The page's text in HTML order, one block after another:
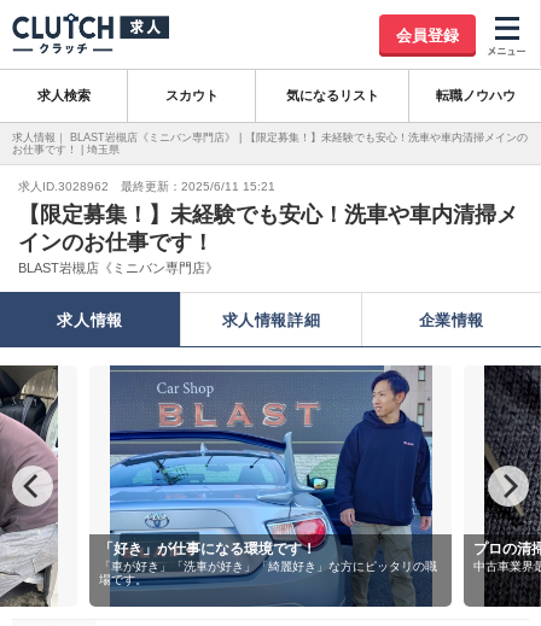
会員登録
求人検索 スカウト 気になるリスト 転職ノウハウ
求人情報｜ BLAST岩槻店《ミニバン専門店》 | 【限定募集！】未経験でも安心！洗車や車内清掃メインの
お仕事です！ | 埼玉県
求人ID.3028962 最終更新：2025/6/11 15:21
【限定募集！】未経験でも安心！洗車や車内清掃メ
インのお仕事です！
BLAST岩槻店《ミニバン専門店》
求人情報 求人情報詳細 企業情報
なる環境です！
好き」「綺麗好き」な方にピッタリの職
プロの清掃・洗車技術が身につく！
中古車業界最高水準の仕上げでクルマを美しく蘇